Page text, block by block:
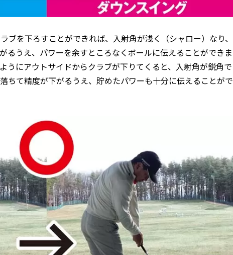
ブを下ろすことができれば、入射角が浅く（シャロー）なり、
るうえ、パワーを余すところなくボールに伝えることができま
うにアウトサイドからクラブが下りてくると、入射角が鋭角で
ちて精度が下がるうえ、貯めたパワーも十分に伝えることがで